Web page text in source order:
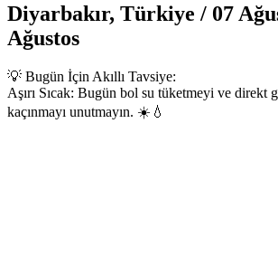
Diyarbakır, Türkiye / 07
Ağustos
💡 Bugün İçin Akıllı Tavsiye:
Aşırı Sıcak: Bugün bol su tüketmeyi ve direkt
kaçınmayı unutmayın. ☀️💧